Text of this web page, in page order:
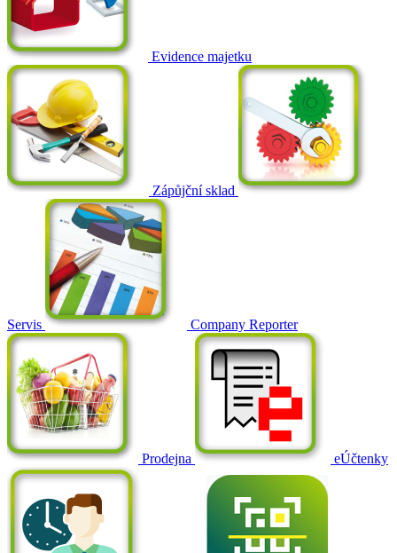
Evidence majetku
Zápůjční sklad
Servis Company Reporter
Prodejna eÚčtenky